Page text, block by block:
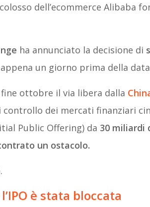
dell’ecommerce Alibaba
ha annunciato la decisione di
un giorno prima della
ottobre il via libera dalla
controllo dei mercati finanziari
Public Offering) da 30 miliardi
un ostacolo.
è stata bloccata